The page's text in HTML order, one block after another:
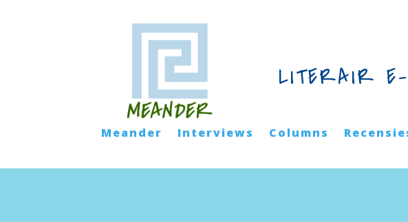
LITERAIR E-
Meander Interviews Columns